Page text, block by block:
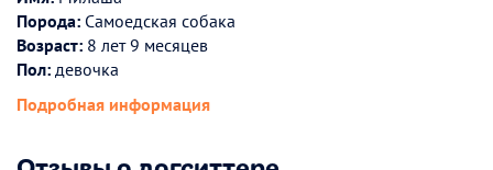
Порода: Самоедская собака
Возраст: 8 лет 9 месяцев
Пол: девочка
Подробная информация